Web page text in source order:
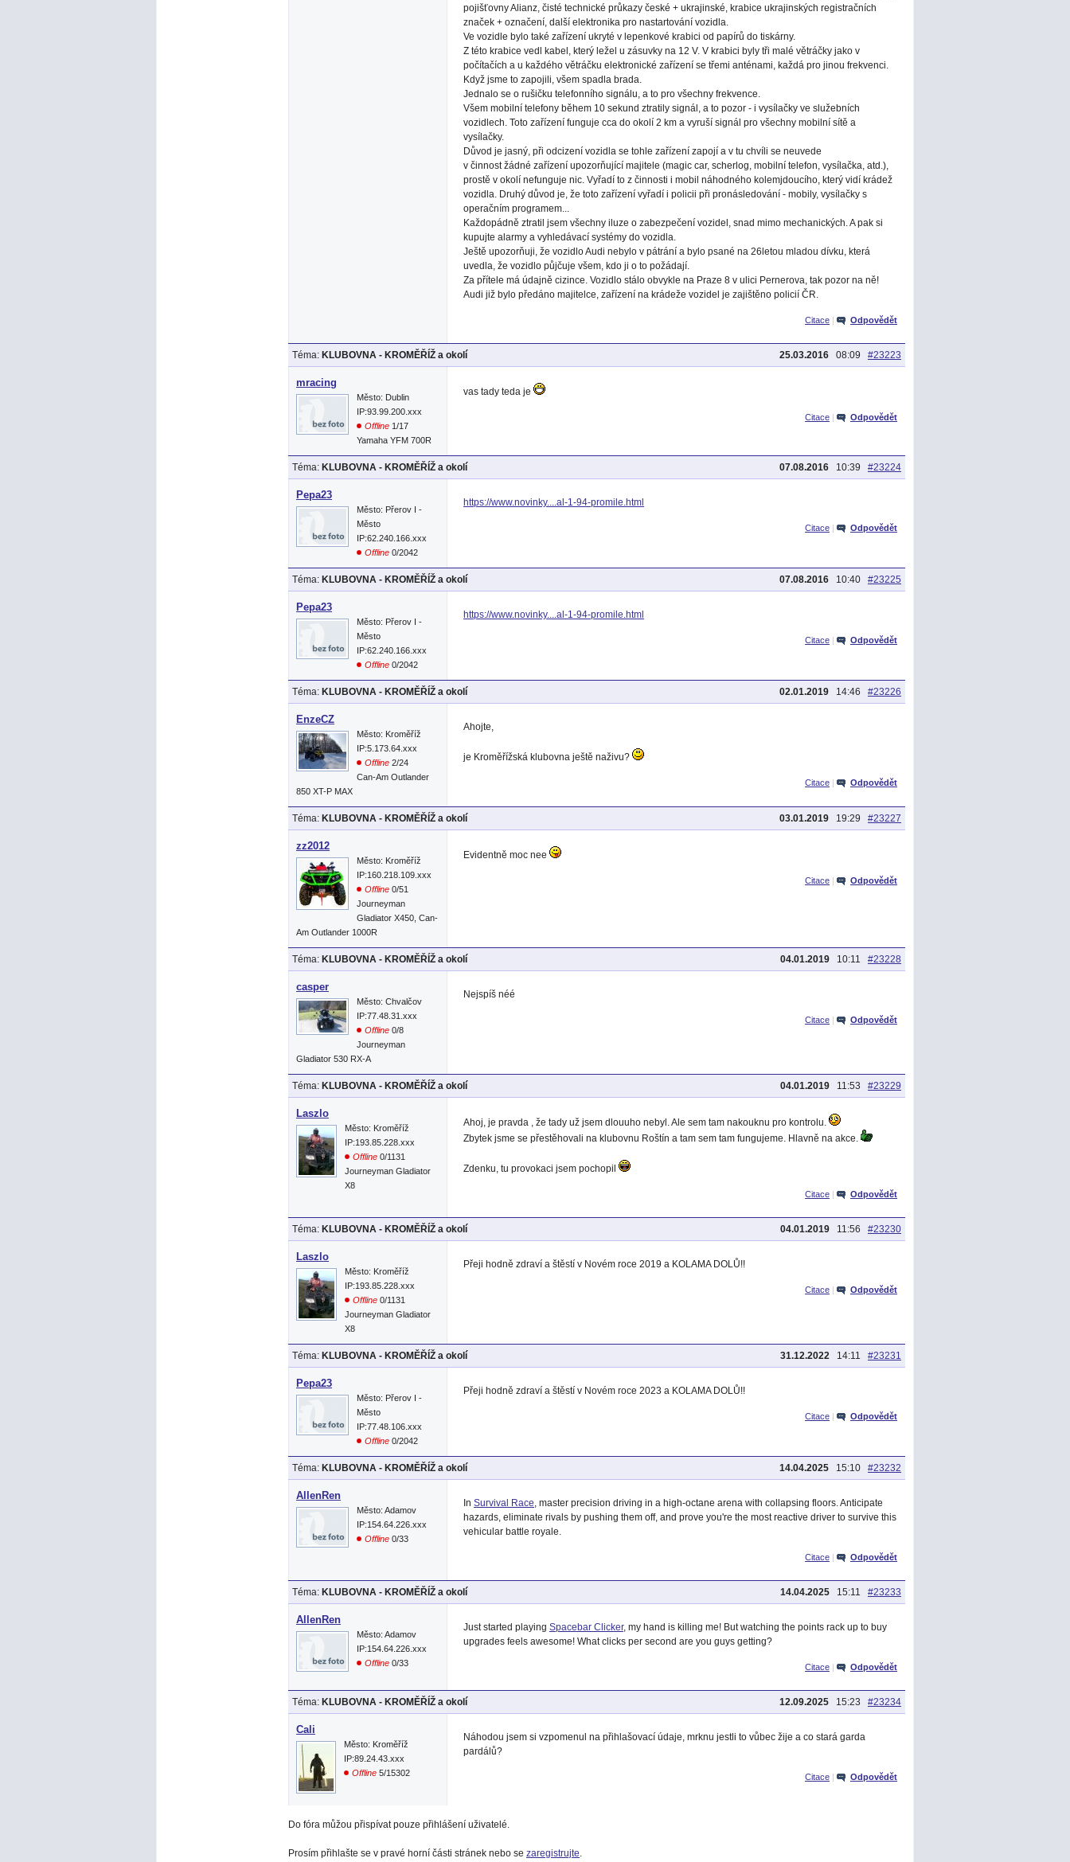
pojišťovny Alianz, čisté technické průkazy české + ukrajinské, krabice ukrajinských registračních
značek + označení, další elektronika pro nastartování vozidla.
Ve vozidle bylo také zařízení ukryté v lepenkové krabici od papírů do tiskárny.
Z této krabice vedl kabel, který ležel u zásuvky na 12 V. V krabici byly tři malé větráčky jako v
počítačích a u každého větráčku elektronické zařízení se třemi anténami, každá pro jinou frekvenci.
Když jsme to zapojili, všem spadla brada.
Jednalo se o rušičku telefonního signálu, a to pro všechny frekvence.
Všem mobilní telefony během 10 sekund ztratily signál, a to pozor - i vysílačky ve služebních
vozidlech. Toto zařízení funguje cca do okolí 2 km a vyruší signál pro všechny mobilní sítě a
vysílačky.
Důvod je jasný, při odcizení vozidla se tohle zařízení zapojí a v tu chvíli se neuvede
v činnost žádné zařízení upozorňující majitele (magic car, scherlog, mobilní telefon, vysílačka, atd.),
prostě v okolí nefunguje nic. Vyřadí to z činnosti i mobil náhodného kolemjdoucího, který vidí krádež
vozidla. Druhý důvod je, že toto zařízení vyřadí i policii při pronásledování - mobily, vysílačky s
operačním programem...
Každopádně ztratil jsem všechny iluze o zabezpečení vozidel, snad mimo mechanických. A pak si
kupujte alarmy a vyhledávací systémy do vozidla.
Ještě upozorňuji, že vozidlo Audi nebylo v pátrání a bylo psané na 26letou mladou dívku, která
uvedla, že vozidlo půjčuje všem, kdo ji o to požádají.
Za přítele má údajně cizince. Vozidlo stálo obvykle na Praze 8 v ulici Pernerova, tak pozor na ně!
Audi již bylo předáno majitelce, zařízení na krádeže vozidel je zajištěno policií ČR.
Citace | Odpovědět
25.03.2016 08:09 #23223
Téma: KLUBOVNA - KROMĚŘÍŽ a okolí
mracing
Město: Dublin
IP:93.99.200.xxx
Offline 1/17
Yamaha YFM 700R
vas tady teda je
Citace | Odpovědět
07.08.2016 10:39 #23224
Téma: KLUBOVNA - KROMĚŘÍŽ a okolí
Pepa23
Město: Přerov I -
Město
IP:62.240.166.xxx
Offline 0/2042
https://www.novinky....al-1-94-promile.html
Citace | Odpovědět
07.08.2016 10:40 #23225
Téma: KLUBOVNA - KROMĚŘÍŽ a okolí
Pepa23
Město: Přerov I -
Město
IP:62.240.166.xxx
Offline 0/2042
https://www.novinky....al-1-94-promile.html
Citace | Odpovědět
02.01.2019 14:46 #23226
Téma: KLUBOVNA - KROMĚŘÍŽ a okolí
EnzeCZ
Město: Kroměříž
IP:5.173.64.xxx
Offline 2/24
Can-Am Outlander
850 XT-P MAX
Ahojte,
je Kroměřížská klubovna ještě naživu?
Citace | Odpovědět
03.01.2019 19:29 #23227
Téma: KLUBOVNA - KROMĚŘÍŽ a okolí
zz2012
Město: Kroměříž
IP:160.218.109.xxx
Offline 0/51
Journeyman
Gladiator X450, Can-
Am Outlander 1000R
Evidentně moc nee
Citace | Odpovědět
04.01.2019 10:11 #23228
Téma: KLUBOVNA - KROMĚŘÍŽ a okolí
casper
Město: Chvalčov
IP:77.48.31.xxx
Offline 0/8
Journeyman
Gladiator 530 RX-A
Nejspíš néé
Citace | Odpovědět
04.01.2019 11:53 #23229
Téma: KLUBOVNA - KROMĚŘÍŽ a okolí
Laszlo
Město: Kroměříž
IP:193.85.228.xxx
Offline 0/1131
Journeyman Gladiator
X8
Ahoj, je pravda , že tady už jsem dlouuho nebyl. Ale sem tam nakouknu pro kontrolu.
Zbytek jsme se přestěhovali na klubovnu Roštín a tam sem tam fungujeme. Hlavně na akce.
Zdenku, tu provokaci jsem pochopil
Citace | Odpovědět
04.01.2019 11:56 #23230
Téma: KLUBOVNA - KROMĚŘÍŽ a okolí
Laszlo
Město: Kroměříž
IP:193.85.228.xxx
Offline 0/1131
Journeyman Gladiator
X8
Přeji hodně zdraví a štěstí v Novém roce 2019 a KOLAMA DOLŮ!!
Citace | Odpovědět
31.12.2022 14:11 #23231
Téma: KLUBOVNA - KROMĚŘÍŽ a okolí
Pepa23
Město: Přerov I -
Město
IP:77.48.106.xxx
Offline 0/2042
Přeji hodně zdraví a štěstí v Novém roce 2023 a KOLAMA DOLŮ!!
Citace | Odpovědět
14.04.2025 15:10 #23232
Téma: KLUBOVNA - KROMĚŘÍŽ a okolí
AllenRen
Město: Adamov
IP:154.64.226.xxx
Offline 0/33
In Survival Race, master precision driving in a high-octane arena with collapsing floors. Anticipate
hazards, eliminate rivals by pushing them off, and prove you're the most reactive driver to survive this
vehicular battle royale.
Citace | Odpovědět
14.04.2025 15:11 #23233
Téma: KLUBOVNA - KROMĚŘÍŽ a okolí
AllenRen
Město: Adamov
IP:154.64.226.xxx
Offline 0/33
Just started playing Spacebar Clicker, my hand is killing me! But watching the points rack up to buy
upgrades feels awesome! What clicks per second are you guys getting?
Citace | Odpovědět
12.09.2025 15:23 #23234
Téma: KLUBOVNA - KROMĚŘÍŽ a okolí
Cali
Město: Kroměříž
IP:89.24.43.xxx
Offline 5/15302
Náhodou jsem si vzpomenul na přihlašovací údaje, mrknu jestli to vůbec žije a co stará garda
pardálů?
Citace | Odpovědět
Do fóra můžou přispívat pouze přihlášení uživatelé.
Prosím přihlašte se v pravé horní části stránek nebo se zaregistrujte.